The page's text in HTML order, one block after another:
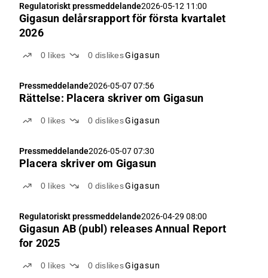
Regulatoriskt pressmeddelande2026-05-12 11:00
Gigasun delårsrapport för första kvartalet
2026
0 likes 0 dislikesGigasun
Pressmeddelande2026-05-07 07:56
Rättelse: Placera skriver om Gigasun
0 likes 0 dislikesGigasun
Pressmeddelande2026-05-07 07:30
Placera skriver om Gigasun
0 likes 0 dislikesGigasun
Regulatoriskt pressmeddelande2026-04-29 08:00
Gigasun AB (publ) releases Annual Report
for 2025
0 likes 0 dislikesGigasun